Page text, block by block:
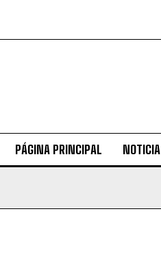
PÁGINA PRINCIPAL